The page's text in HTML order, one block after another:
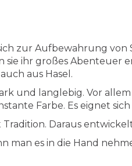
zur Aufbewahrung von
ihr großes Abenteuer
aus Hasel.
und langlebig. Vor
Farbe. Es eignet
Daraus
man es in die Hand